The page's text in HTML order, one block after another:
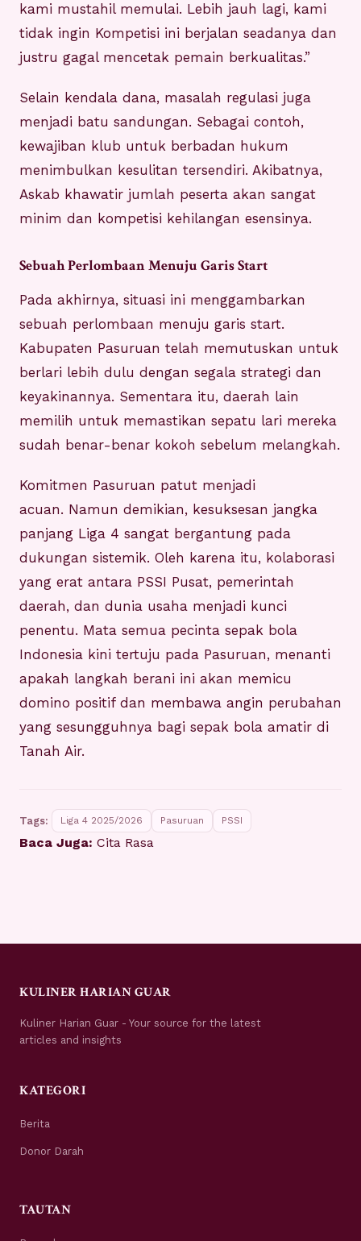
kami mustahil memulai. Lebih jauh lagi, kami
tidak ingin Kompetisi ini berjalan seadanya dan
justru gagal mencetak pemain berkualitas.”
Selain kendala dana, masalah regulasi juga
menjadi batu sandungan. Sebagai contoh,
kewajiban klub untuk berbadan hukum
menimbulkan kesulitan tersendiri. Akibatnya,
Askab khawatir jumlah peserta akan sangat
minim dan kompetisi kehilangan esensinya.
Sebuah Perlombaan Menuju Garis Start
Pada akhirnya, situasi ini menggambarkan
sebuah perlombaan menuju garis start.
Kabupaten Pasuruan telah memutuskan untuk
berlari lebih dulu dengan segala strategi dan
keyakinannya. Sementara itu, daerah lain
memilih untuk memastikan sepatu lari mereka
sudah benar-benar kokoh sebelum melangkah.
Komitmen Pasuruan patut menjadi
acuan. Namun demikian, kesuksesan jangka
panjang Liga 4 sangat bergantung pada
dukungan sistemik. Oleh karena itu, kolaborasi
yang erat antara PSSI Pusat, pemerintah
daerah, dan dunia usaha menjadi kunci
penentu. Mata semua pecinta sepak bola
Indonesia kini tertuju pada Pasuruan, menanti
apakah langkah berani ini akan memicu
domino positif dan membawa angin perubahan
yang sesungguhnya bagi sepak bola amatir di
Tanah Air.
Tags: Liga 4 2025/2026 Pasuruan PSSI
Baca Juga: Cita Rasa
KULINER HARIAN GUAR
Kuliner Harian Guar - Your source for the latest
articles and insights
KATEGORI
Berita
Donor Darah
TAUTAN